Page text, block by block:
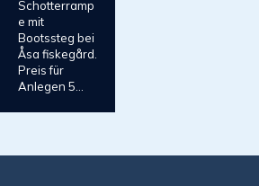
Schotterramp
e mit
Bootssteg bei
Åsa fiskegård.
Preis für
Anlegen 5...